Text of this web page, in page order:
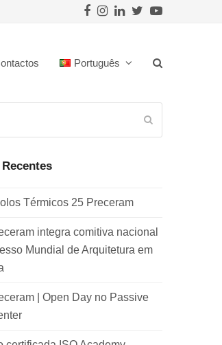
Facebook
Instagram
LinkedIn
Twitter
Português
Térmicos 25 Preceram
integra comitiva nacional
Mundial de Arquitetura em
| Open Day no Passive